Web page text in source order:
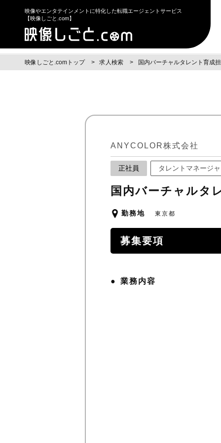
映像やエンタテインメントに特化した転職エージェントサービス
【映像しごと.com】
映像しごと.comトップ 求人検索 国内バーチャルタレント育成
ANYCOLOR株式会社
正社員 タレントマネージ
国内バーチャルタ
勤務地 東京都
募集要項
業務内容